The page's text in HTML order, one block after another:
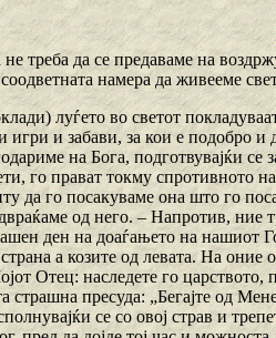
треба да се предаваме на
соодветната намера да живееме
луѓето во светот
игри и забави, за кои е подобро
на Бога, подготвувајќи се
го прават токму спротивното
да го посакуваме она што го
од него. – Напротив,
ден на доаѓањето на нашиот
а козите од левата. На
Отец: наследете го царството,
страшна пресуда: „Бегајте од
се со овој страв и